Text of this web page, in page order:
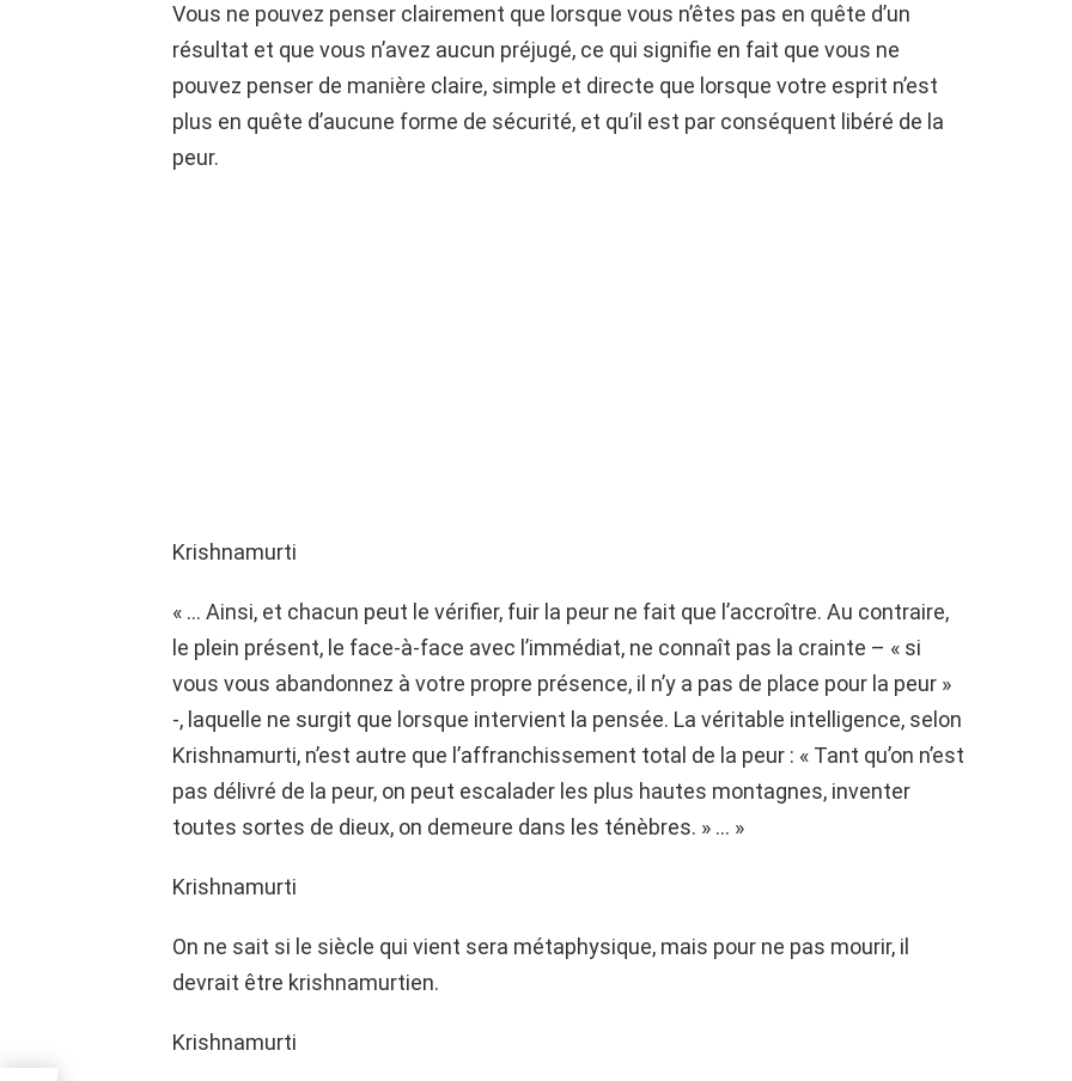
Vous ne pouvez penser clairement que lorsque vous n’êtes pas en quête d’un
résultat et que vous n’avez aucun préjugé, ce qui signifie en fait que vous ne
pouvez penser de manière claire, simple et directe que lorsque votre esprit n’est
plus en quête d’aucune forme de sécurité, et qu’il est par conséquent libéré de la
peur.
Krishnamurti
« … Ainsi, et chacun peut le vérifier, fuir la peur ne fait que l’accroître. Au contraire,
le plein présent, le face-à-face avec l’immédiat, ne connaît pas la crainte – « si
vous vous abandonnez à votre propre présence, il n’y a pas de place pour la peur »
-, laquelle ne surgit que lorsque intervient la pensée. La véritable intelligence, selon
Krishnamurti, n’est autre que l’affranchissement total de la peur : « Tant qu’on n’est
pas délivré de la peur, on peut escalader les plus hautes montagnes, inventer
toutes sortes de dieux, on demeure dans les ténèbres. » … »
Krishnamurti
On ne sait si le siècle qui vient sera métaphysique, mais pour ne pas mourir, il
devrait être krishnamurtien.
Krishnamurti